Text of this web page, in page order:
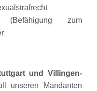
(Befähigung zum
und Villingen-
unseren Mandanten